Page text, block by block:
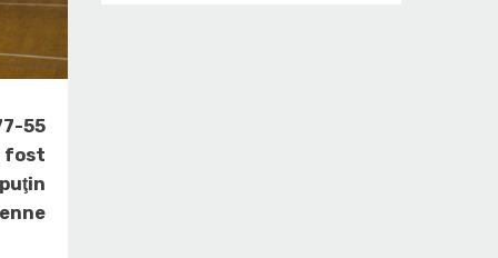
55
fost